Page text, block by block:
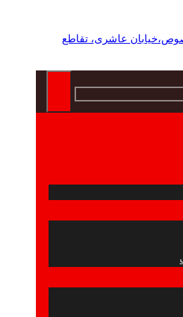
8 جاده مخصوص،خیابان عاشری، تقاطع